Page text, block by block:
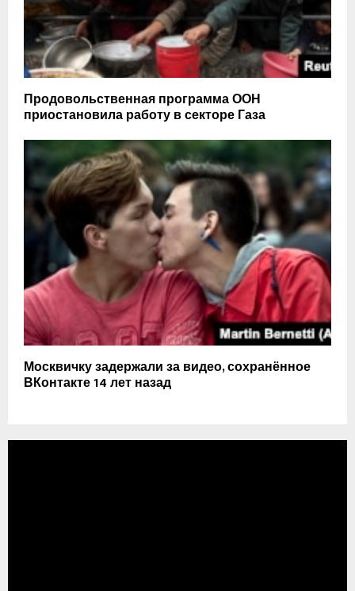
Продовольственная программа ООН
приостановила работу в секторе Газа
Москвичку задержали за видео, сохранённое
ВКонтакте 14 лет назад